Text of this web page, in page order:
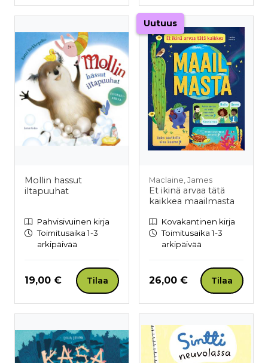
Mollin hassut
iltapuuhat
Pahvisivuinen kirja
Toimitusaika 1-3
arkipäivää
Hinta nyt
19,00 € Tilaa
Uutuus
Maclaine, James
Et ikinä arvaa tätä
kaikkea maailmasta
Kovakantinen kirja
Toimitusaika 1-3
arkipäivää
Hinta nyt
26,00 € Tilaa